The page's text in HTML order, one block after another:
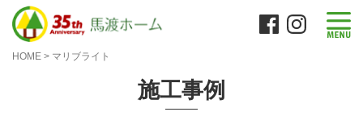
HOME > マリブライト
施工事例